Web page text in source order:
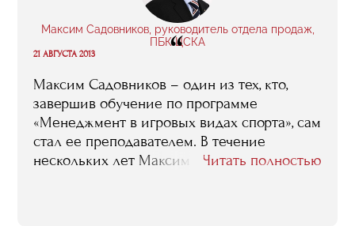
Максим Садовников, руководитель отдела продаж,
ПБК ЦСКА
“
21 АВГУСТА 2013
Максим Садовников – один из тех, кто,
завершив обучение по программе
«Менеджмент в игровых видах спорта», сам
стал ее преподавателем. В течение
нескольких лет Максим возглавляет отдел
Читать полностью